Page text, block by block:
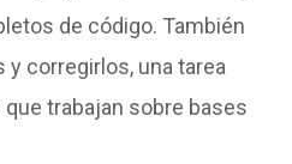
de código. También
y corregirlos, una tarea
trabajan sobre bases